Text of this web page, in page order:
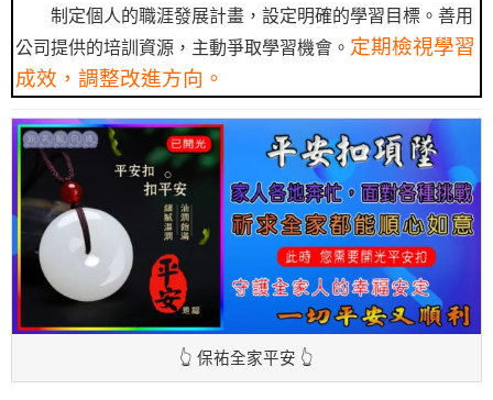
制定個人的職涯發展計畫，設定明確的學習目標。善用
公司提供的培訓資源，主動爭取學習機會。 定期檢視學習
成效，調整改進方向。
👆 保祐全家平安 👆